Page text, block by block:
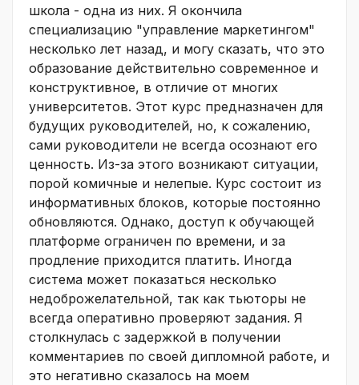
школа - одна из них. Я окончила
специализацию "управление маркетингом"
несколько лет назад, и могу сказать, что это
образование действительно современное и
конструктивное, в отличие от многих
университетов. Этот курс предназначен для
будущих руководителей, но, к сожалению,
сами руководители не всегда осознают его
ценность. Из-за этого возникают ситуации,
порой комичные и нелепые. Курс состоит из
информативных блоков, которые постоянно
обновляются. Однако, доступ к обучающей
платформе ограничен по времени, и за
продление приходится платить. Иногда
система может показаться несколько
недоброжелательной, так как тьюторы не
всегда оперативно проверяют задания. Я
столкнулась с задержкой в получении
комментариев по своей дипломной работе, и
это негативно сказалось на моем